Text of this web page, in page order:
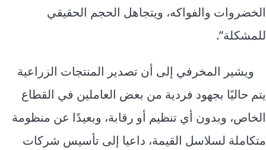
الخضروات والفواكه، ويتجاهل الحجم الحقيقي
للمشكلة”.
ويشير المخرفي إلى أن تصدير المنتجات الزراعية
يتم حاليًا بجهود فردية من بعض العاملين في القطاع
الخاص، وبدون أي تنظيم أو رقابة، وبعيدًا عن منظومة
متكاملة لسلاسل القيمة، داعيا إلى تأسيس شركات